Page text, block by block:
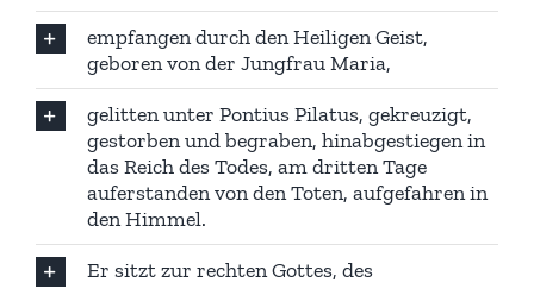
empfangen durch den Heiligen Geist,
geboren von der Jungfrau Maria,
gelitten unter Pontius Pilatus, gekreuzigt,
gestorben und begraben, hinabgestiegen in
das Reich des Todes, am dritten Tage
auferstanden von den Toten, aufgefahren in
den Himmel.
Er sitzt zur rechten Gottes, des